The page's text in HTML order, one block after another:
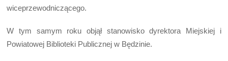
wiceprzewodniczącego.
W tym samym roku objął stanowisko dyrektora Miejskiej i
Powiatowej Biblioteki Publicznej w Będzinie.